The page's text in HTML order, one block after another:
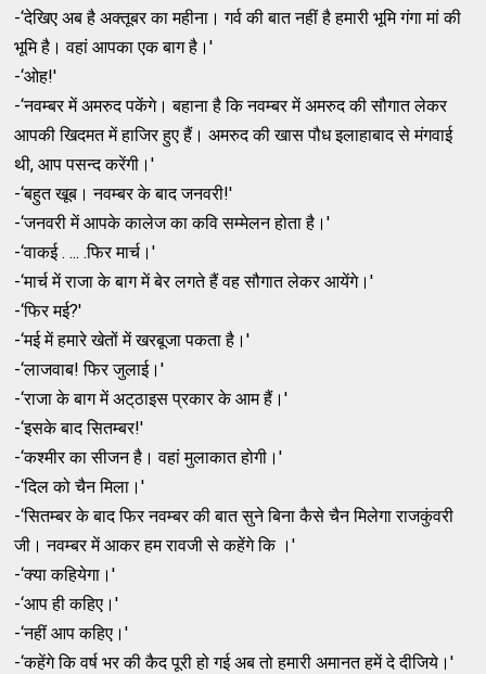
-‘देखिए अब है अक्‍तूबर का महीना। गर्व की बात नहीं है हमारी भूमि गंगा मां की
भूमि है। वहां आपका एक बाग है।'
-‘ओह!'
-‘नवम्‍बर में अमरुद पकेंगे। बहाना है कि नवम्‍बर में अमरुद की सौगात लेकर
आपकी खिदमत में हाजिर हुए हैं। अमरुद की खास पौध इलाहाबाद से मंगवाई
थी, आप पसन्‍द करेंगी।'
-‘बहुत खूब। नवम्‍बर के बाद जनवरी!'
-‘जनवरी में आपके कालेज का कवि सम्‍मेलन होता है।'
-‘वाकई . ... .फिर मार्च।'
-‘मार्च में राजा के बाग में बेर लगते हैं वह सौगात लेकर आयेंगे।'
-‘फिर मई?'
-‘मई में हमारे खेतों में खरबूजा पकता है।'
-‘लाजवाब! फिर जुलाई।'
-‘राजा के बाग में अट्‌ठाइस प्रकार के आम हैं।'
-‘इसके बाद सितम्‍बर!'
-‘कश्‍मीर का सीजन है। वहां मुलाकात होगी।'
-‘दिल को चैन मिला।'
-‘सितम्‍बर के बाद फिर नवम्‍बर की बात सुने बिना कैसे चैन मिलेगा राजकुंवरी
जी। नवम्‍बर में आकर हम रावजी से कहेंगे कि ।'
-‘क्‍या कहियेगा।'
-‘आप ही कहिए।'
-‘नहीं आप कहिए।'
-‘कहेंगे कि वर्ष भर की कैद पूरी हो गई अब तो हमारी अमानत हमें दे दीजिये।'